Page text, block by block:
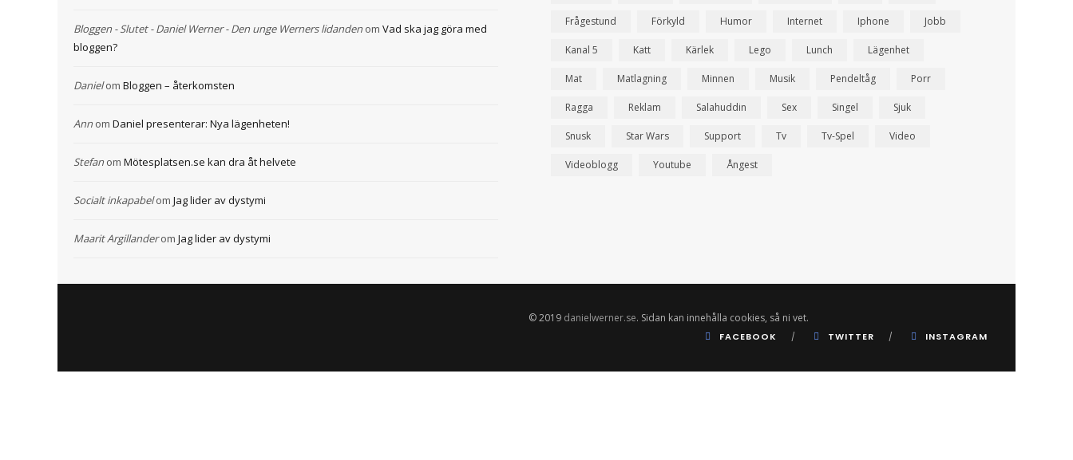
Bloggen - Slutet - Daniel Werner - Den unge Werners lidanden om Vad ska jag göra med
bloggen?
Danielom Bloggen – återkomsten
Ann om Daniel presenterar: Nya lägenheten!
Stefan om Mötesplatsen.se kan dra åt helvete
Socialt inkapabelom Jag lider av dystymi
Maarit Argillanderom Jag lider av dystymi
Frågestund Förkyld Humor Internet Iphone Jobb
Kanal 5 Katt Kärlek Lego Lunch Lägenhet
Mat Matlagning Minnen Musik Pendeltåg Porr
Ragga Reklam Salahuddin Sex Singel Sjuk
Snusk Star Wars Support Tv Tv-Spel Video
Videoblogg Youtube Ångest
© 2019 danielwerner.se. Sidan kan innehålla cookies, så ni vet.
FACEBOOK TWITTER INSTAGRAM